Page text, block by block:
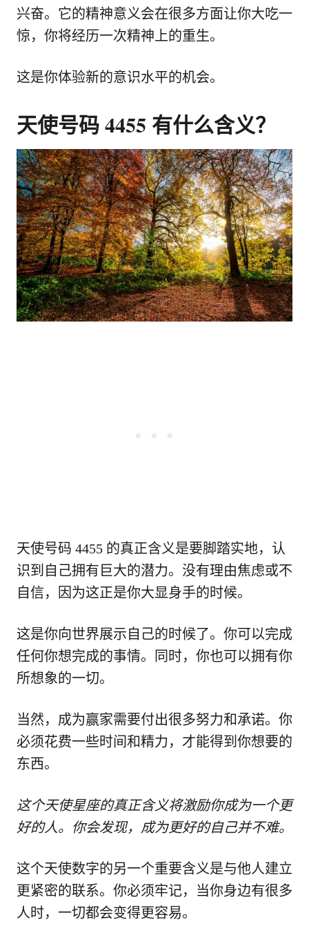
兴奋。它的精神意义会在很多方面让你大吃一
惊，你将经历一次精神上的重生。
这是你体验新的意识水平的机会。
天使号码 4455 有什么含义？
天使号码 4455 的真正含义是要脚踏实地，认
识到自己拥有巨大的潜力。没有理由焦虑或不
自信，因为这正是你大显身手的时候。
这是你向世界展示自己的时候了。你可以完成
任何你想完成的事情。同时，你也可以拥有你
所想象的一切。
当然，成为赢家需要付出很多努力和承诺。你
必须花费一些时间和精力，才能得到你想要的
东西。
这个天使星座的真正含义将激励你成为一个更
好的人。你会发现，成为更好的自己并不难。
这个天使数字的另一个重要含义是与他人建立
更紧密的联系。你必须牢记，当你身边有很多
人时，一切都会变得更容易。